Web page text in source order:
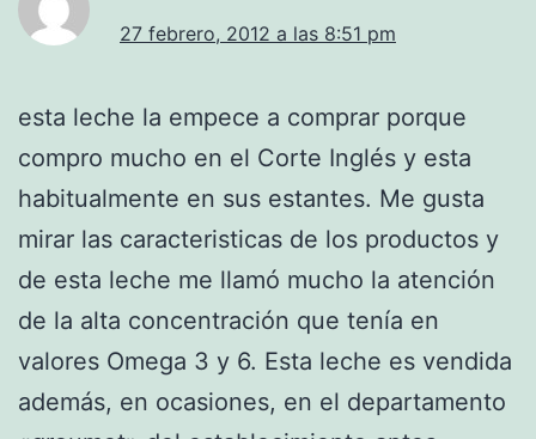
27 febrero, 2012 a las 8:51 pm
esta leche la empece a comprar porque
compro mucho en el Corte Inglés y esta
habitualmente en sus estantes. Me gusta
mirar las caracteristicas de los productos y
de esta leche me llamó mucho la atención
de la alta concentración que tenía en
valores Omega 3 y 6. Esta leche es vendida
además, en ocasiones, en el departamento